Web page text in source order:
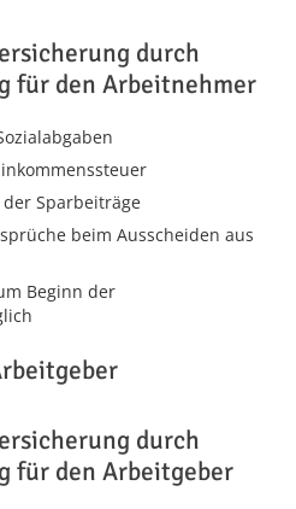
durch
für den Arbeitnehmer
Sparbeiträge
beim Ausscheiden aus
Beginn der
durch
für den Arbeitgeber